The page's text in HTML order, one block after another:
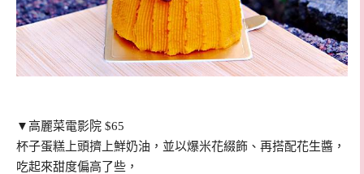
▼高麗菜電影院 $65
杯子蛋糕上頭擠上鮮奶油，並以爆米花綴飾、再搭配花生醬，
吃起來甜度偏高了些，